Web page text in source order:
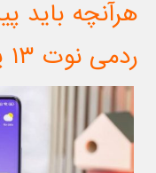
هرآنچه باید
ردمی نوت ۱۳ پرو پلاس بدانید